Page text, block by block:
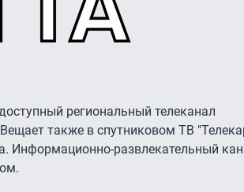
региональный телеканал
также в спутниковом ТВ
Информационно-развлекательный